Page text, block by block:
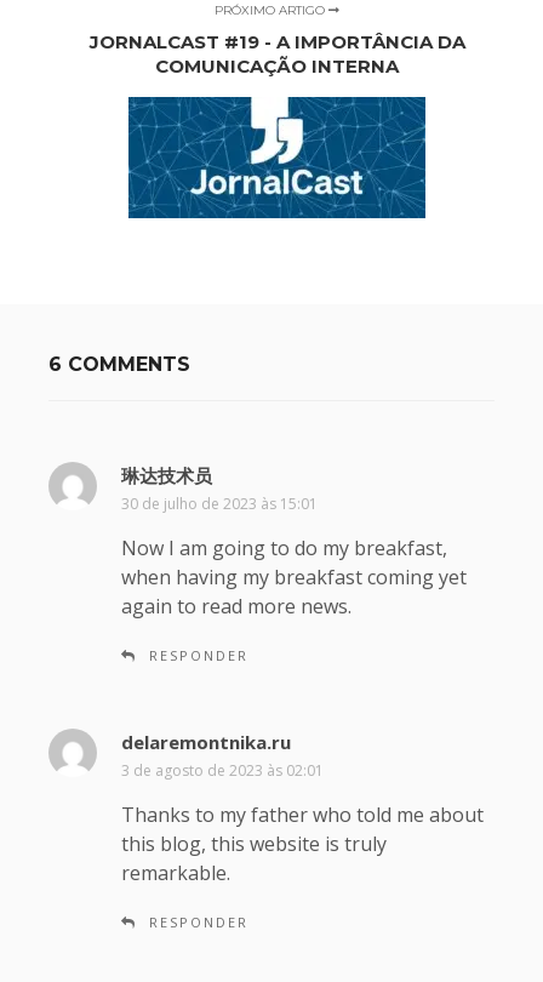
PRÓXIMO ARTIGO
JORNALCAST #19 - A IMPORTÂNCIA DA
COMUNICAÇÃO INTERNA
6 COMMENTS
琳达技术员
i
s
e
:
30 de julho de 2023 às 15:01
Now I am going to do my breakfast,
when having my breakfast coming yet
again to read more news.
RESPONDER
delaremontnika.ru
i
s
e
3 de agosto de 2023 às 02:01
Thanks to my father who told me about
this blog, this website is truly
remarkable.
RESPONDER